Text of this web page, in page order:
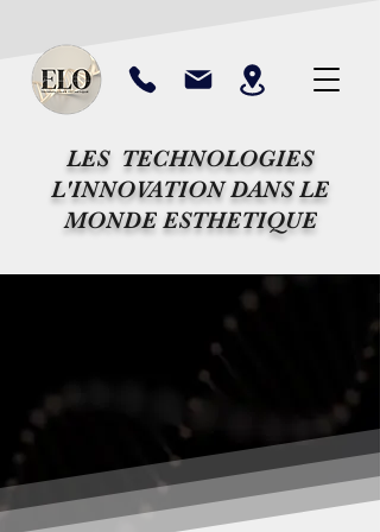
LES TECHNOLOGIES
L'INNOVATION DANS LE
MONDE ESTHETIQUE